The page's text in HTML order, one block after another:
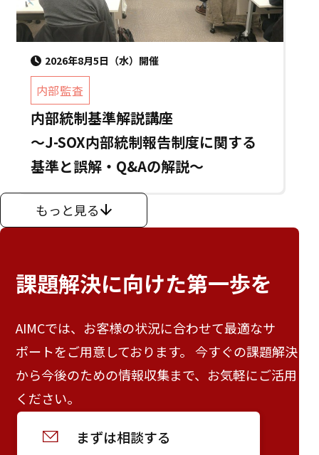
2026年8月5日（水）開催
内部監査
内部統制基準解説講座
～J-SOX内部統制報告制度に関する
基準と誤解・Q&Aの解説～
もっと見る
課題解決に向けた第一歩を
AIMCでは、お客様の状況に合わせて最適なサ
ポートをご用意しております。 今すぐの課題解決
から今後のための情報収集まで、お気軽にご活用
ください。
まずは相談する